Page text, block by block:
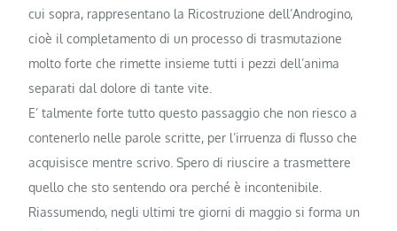
cui sopra, rappresentano la Ricostruzione dell’Androgino,
cioè il completamento di un processo di trasmutazione
molto forte che rimette insieme tutti i pezzi dell’anima
separati dal dolore di tante vite.
E’ talmente forte tutto questo passaggio che non riesco a
contenerlo nelle parole scritte, per l’irruenza di flusso che
acquisisce mentre scrivo. Spero di riuscire a trasmettere
quello che sto sentendo ora perché è incontenibile.
Riassumendo, negli ultimi tre giorni di maggio si forma un